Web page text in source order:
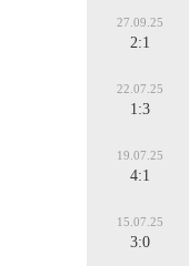
27.09.25
2:1
22.07.25
1:3
19.07.25
4:1
15.07.25
3:0